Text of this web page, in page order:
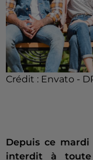
Crédit : Envato -
Depuis ce mardi
interdit à toute